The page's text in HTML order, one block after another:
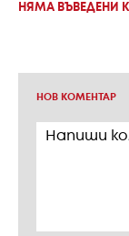
НЯМА ВЪВЕДЕНИ
НОВ КОМЕНТАР